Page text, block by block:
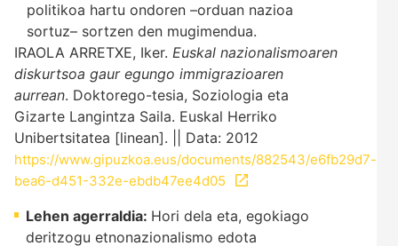
politikoa hartu ondoren –orduan nazioa
sortuz– sortzen den mugimendua.
IRAOLA ARRETXE, Iker. Euskal nazionalismoaren
diskurtsoa gaur egungo immigrazioaren
aurrean. Doktorego-tesia, Soziologia eta
Gizarte Langintza Saila. Euskal Herriko
Unibertsitatea [linean]. || Data: 2012
https://www.gipuzkoa.eus/documents/882543/e6fb29d7-
bea6-d451-332e-ebdb47ee4d05
Lehen agerraldia: Hori dela eta, egokiago
deritzogu etnonazionalismo edota